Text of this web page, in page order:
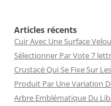
Articles récents
Cuir Avec Une Surface
Sélectionner Par Vote 7
Crustacé Qui Se Fixe Sur
Produit Par Une Variation
Arbre Emblématique Du